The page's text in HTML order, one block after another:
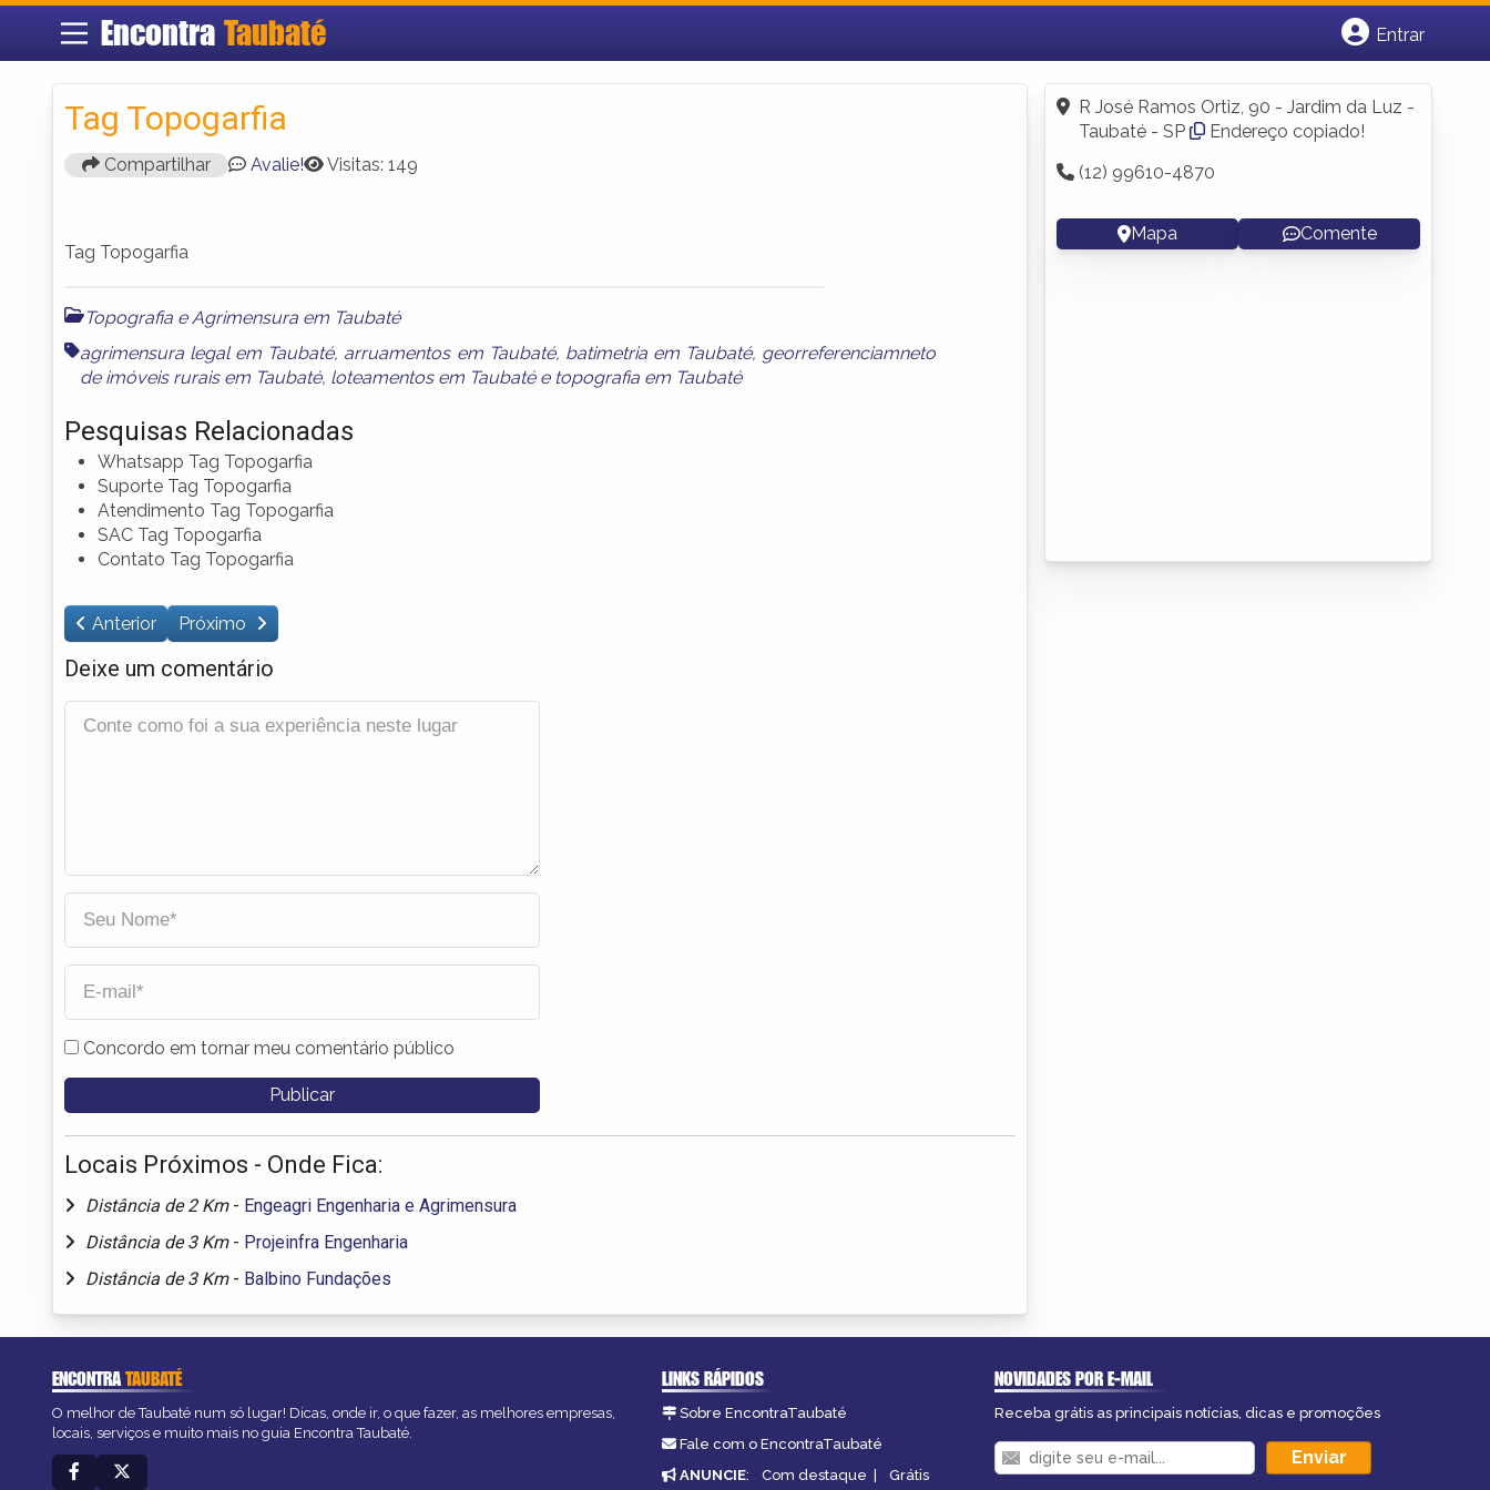
Encontra Taubaté
Entrar
Fazer login
Criar conta
Tag Topogarfia
Compartilhar Avalie! Visitas: 149
Tag Topogarfia
Topografia e Agrimensura em Taubaté
agrimensura legal em Taubaté, arruamentos em Taubaté, batimetria em Taubaté, georreferenciamneto
de imóveis rurais em Taubaté, loteamentos em Taubatée topografia em Taubaté
Pesquisas Relacionadas
Whatsapp Tag Topogarfia
Suporte Tag Topogarfia
Atendimento Tag Topogarfia
SAC Tag Topogarfia
Contato Tag Topogarfia
Anterior Próximo
Deixe um comentário
Concordo em tornar meu comentário público
Locais Próximos - Onde Fica:
Distância de 2 Km - Engeagri Engenharia e Agrimensura
Distância de 3 Km - Projeinfra Engenharia
Distância de 3 Km - Balbino Fundações
R José Ramos Ortiz, 90 - Jardim da Luz -
Taubaté - SP
Endereço copiado!
(12) 99610-4870
Mapa Comente
ENCONTRATAUBATÉ
O melhor de Taubaté num só lugar! Dicas, onde ir, o que fazer, as melhores empresas,
locais, serviços e muito mais no guia Encontra Taubaté.
LINKS RÁPIDOS
Sobre EncontraTaubaté
Fale com o EncontraTaubaté
ANUNCIE: Com destaque | Grátis
NOVIDADES POR E-MAIL
Receba grátis as principais notícias, dicas e promoções